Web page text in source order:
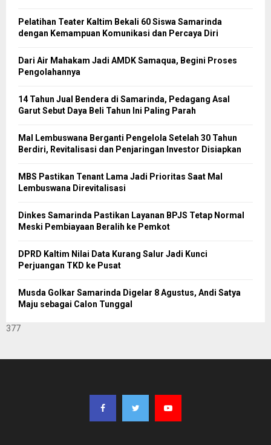
Pelatihan Teater Kaltim Bekali 60 Siswa Samarinda
dengan Kemampuan Komunikasi dan Percaya Diri
Dari Air Mahakam Jadi AMDK Samaqua, Begini Proses
Pengolahannya
14 Tahun Jual Bendera di Samarinda, Pedagang Asal
Garut Sebut Daya Beli Tahun Ini Paling Parah
Mal Lembuswana Berganti Pengelola Setelah 30 Tahun
Berdiri, Revitalisasi dan Penjaringan Investor Disiapkan
MBS Pastikan Tenant Lama Jadi Prioritas Saat Mal
Lembuswana Direvitalisasi
Dinkes Samarinda Pastikan Layanan BPJS Tetap Normal
Meski Pembiayaan Beralih ke Pemkot
DPRD Kaltim Nilai Data Kurang Salur Jadi Kunci
Perjuangan TKD ke Pusat
Musda Golkar Samarinda Digelar 8 Agustus, Andi Satya
Maju sebagai Calon Tunggal
377